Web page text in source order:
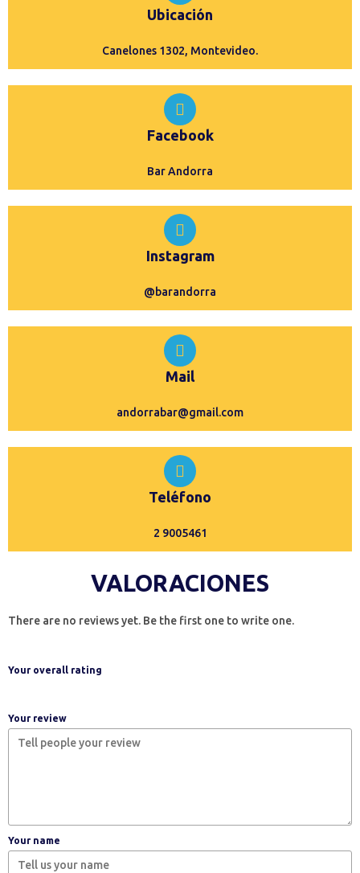
Ubicación
Canelones 1302, Montevideo.
Facebook
Bar Andorra
Instagram
@barandorra
Mail
andorrabar@gmail.com
Teléfono
2 9005461
VALORACIONES
There are no reviews yet. Be the first one to write one.
Your overall rating
Your review
Your name